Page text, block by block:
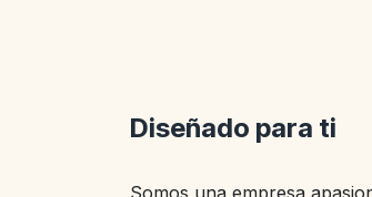
Diseñado para ti
Somos una empresa